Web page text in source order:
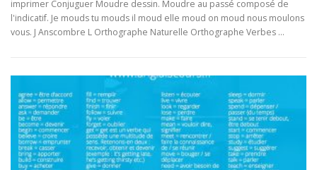
imprimer Conjuguer Moudre dessin. Moudre au passé composé de
l'indicatif. Je mouds tu mouds il moud elle moud on moud nous moulons
vous. J Anscombre L Orthographe Naturelle Orthographe Verbes …